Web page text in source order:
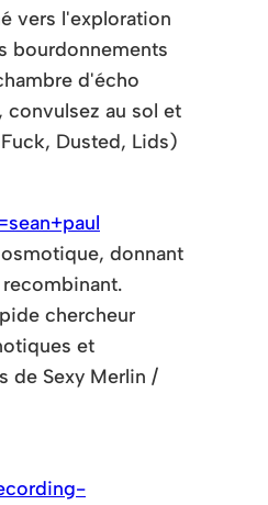
vers l'exploration
bourdonnements
d'écho
convulsez au sol et
Dusted, Lids)
donnant
chercheur
et
de Sexy Merlin /